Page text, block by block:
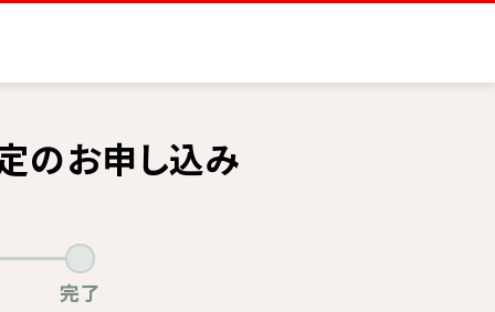
のお申し込み
完了